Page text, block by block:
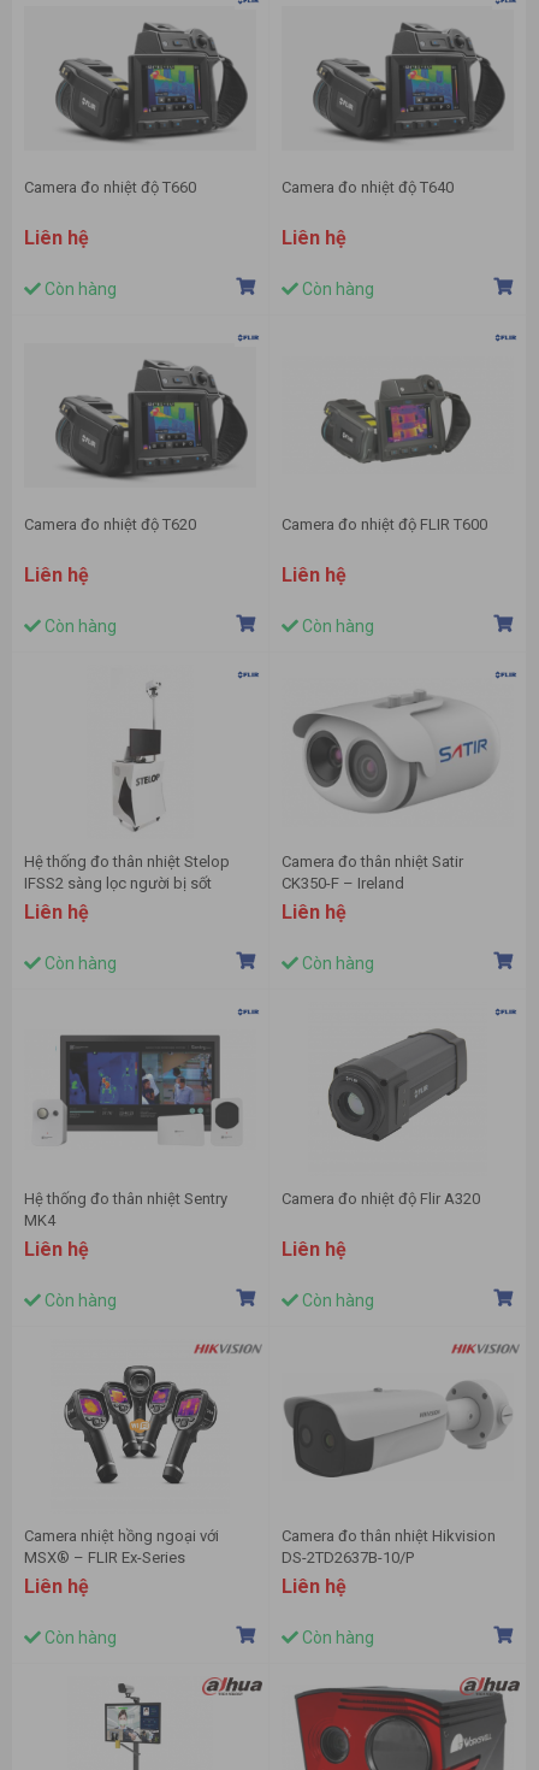
Camera đo nhiệt độ T660
Liên hệ
Còn hàng
Camera đo nhiệt độ T640
Liên hệ
Còn hàng
Camera đo nhiệt độ T620
Liên hệ
Còn hàng
Camera đo nhiệt độ FLIR T600
Liên hệ
Còn hàng
Hệ thống đo thân nhiệt Stelop
IFSS2 sàng lọc người bị sốt
Liên hệ
Còn hàng
Camera đo thân nhiệt Satir
CK350-F – Ireland
Liên hệ
Còn hàng
Hệ thống đo thân nhiệt Sentry
MK4
Liên hệ
Còn hàng
Camera đo nhiệt độ Flir A320
Liên hệ
Còn hàng
Camera nhiệt hồng ngoại với
MSX® – FLIR Ex-Series
Liên hệ
Còn hàng
Camera đo thân nhiệt Hikvision
DS-2TD2637B-10/P
Liên hệ
Còn hàng